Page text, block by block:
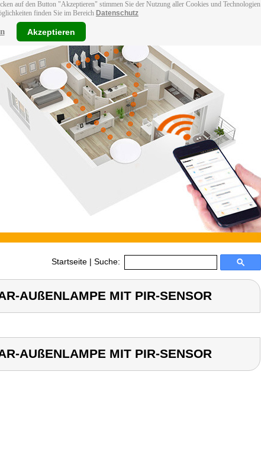
auf den Button "Akzeptieren" stimmen Sie der Nutzung aller Cookies und Technologien
finden Sie im Bereich Datenschutz
Akzeptieren
Startseite | Suche:
AUßENLAMPE MIT PIR-SENSOR
AUßENLAMPE MIT PIR-SENSOR